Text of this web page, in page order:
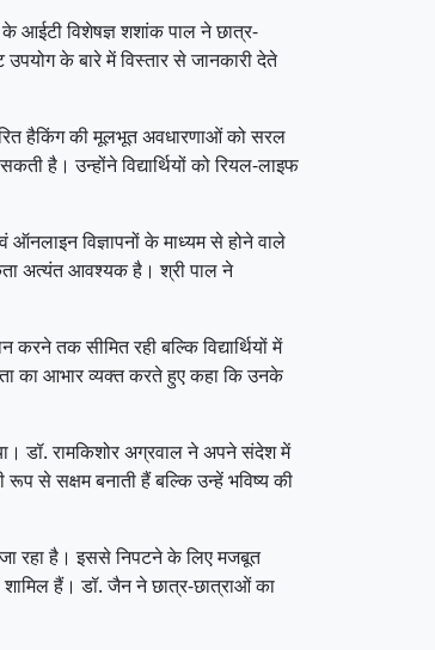
के आईटी विशेषज्ञ शशांक पाल ने छात्र-
के बारे में विस्तार से जानकारी देते
हैकिंग की मूलभूत अवधारणाओं को सरल
है। उन्होंने विद्यार्थियों को रियल-लाइफ
विज्ञापनों के माध्यम से होने वाले
अत्यंत आवश्यक है। श्री पाल ने
तक सीमित रही बल्कि विद्यार्थियों में
का आभार व्यक्त करते हुए कहा कि उनके
डॉ. रामकिशोर अग्रवाल ने अपने संदेश में
रूप से सक्षम बनाती हैं बल्कि उन्हें भविष्य की
रहा है। इससे निपटने के लिए मजबूत
शामिल हैं। डॉ. जैन ने छात्र-छात्राओं का